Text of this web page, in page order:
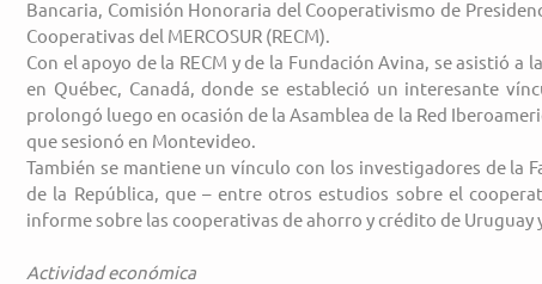
Bancaria, Comisión Honoraria del Cooperativismo de
Cooperativas del MERCOSUR (RECM).
Con el apoyo de la RECM y de la Fundación Avina, se asistió a
en Québec, Canadá, donde se estableció un interesante
prolongó luego en ocasión de la Asamblea de la Red
que sesionó en Montevideo.
También se mantiene un vínculo con los investigadores de la
de la República, que – entre otros estudios sobre el
informe sobre las cooperativas de ahorro y crédito de Uruguay
Actividad económica